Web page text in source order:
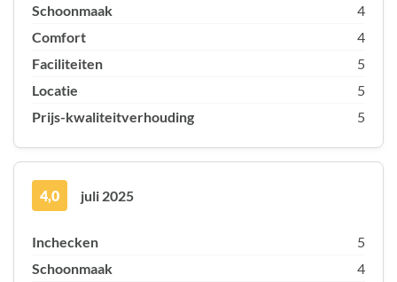
Schoonmaak
4
Comfort
4
Faciliteiten
5
Locatie
5
Prijs-kwaliteitverhouding
5
4,0 juli 2025
Inchecken
5
Schoonmaak
4